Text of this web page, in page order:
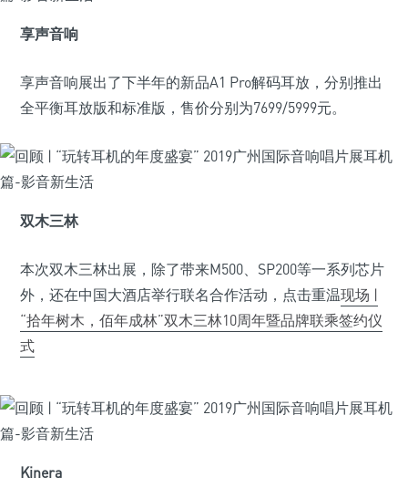
享声音响
享声音响展出了下半年的新品A1 Pro解码耳放，分别推出
全平衡耳放版和标准版，售价分别为7699/5999元。
双木三林
本次双木三林出展，除了带来M500、SP200等一系列芯片
外，还在中国大酒店举行联名合作活动，点击重温现场 |
“拾年树木，佰年成林”双木三林10周年暨品牌联乘签约仪
式
Kinera